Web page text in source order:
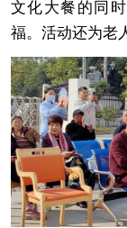
文化大餐的同
福。活动还为老